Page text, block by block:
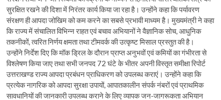
सुरक्षित रखने की दिशा में निरंतर कार्य किया जा रहा है। उन्होंने कहा कि पर्यावरण
संरक्षण ही आपदा जोखिम को कम करने का सबसे प्रभावी माध्यम है। मुख्यमंत्री ने कहा
कि राज्य में संचालित विभिन्न राहत एवं बचाव अभियानों ने वैज्ञानिक सोच, आधुनिक
तकनीकों, त्वरित निर्णय क्षमता तथा टीमवर्क की उत्कृष्ट मिसाल प्रस्तुत की है।
उन्होंने निर्देश दिए कि मॉक ड्रिल के दौरान प्राप्त अनुभवों एवं कमियों का गंभीरता से
विश्लेषण किया जाए तथा सभी जनपद 72 घंटे के भीतर अपनी विस्तृत समीक्षा रिपोर्ट
उत्तराखण्ड राज्य आपदा प्रबंधन प्राधिकरण को उपलब्ध कराएं। उन्होंने कहा कि
प्रत्येक नागरिक को आपदा सुरक्षा उपायों, आपातकालीन संपर्क नंबरों एवं प्राथमिक
सावधानियों की जानकारी उपलब्ध कराने के लिए व्यापक जन-जागरूकता अभियान